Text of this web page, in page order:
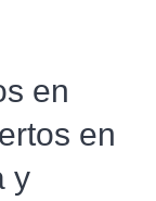
en
en
y